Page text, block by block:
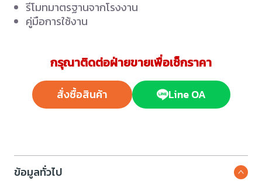
รีโมทมาตรฐานจากโรงงาน
คู่มือการใช้งาน
กรุณาติดต่อฝ่ายขายเพื่อเช็กราคา
สั่งซื้อสินค้า Line OA
ข้อมูลทั่วไป